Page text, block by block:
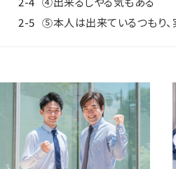
2-5 ⑤本人は出来ているつもり、